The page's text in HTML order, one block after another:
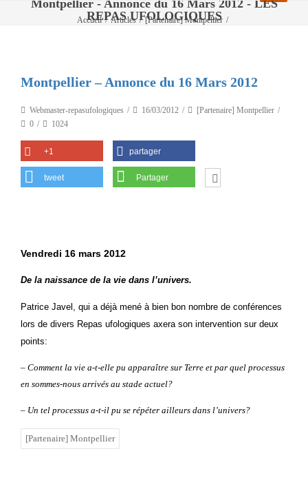
Montpellier - Annonce du 16 Mars 2012 - LES
REPAS UFOLOGIQUES
Accueil / Articles / [Partenaire] Montpellier /
Montpellier – Annonce du 16 Mars 2012
Webmaster-repasufologiques 16/03/2012
[Partenaire] Montpellier
0
1024
+1 partager
tweet Partager
Vendredi 16 mars 2012
De la naissance de la vie dans l’univers.
Patrice Javel , qui a déjà mené à bien bon nombre de conférences
lors de divers Repas ufologiques axera son intervention sur deux
points:
– Comment la vie a-t-elle pu apparaître sur Terre et par quel processus
en sommes-nous arrivés au stade actuel?
– Un tel processus a-t-il pu se répéter ailleurs dans l’univers?
[Partenaire] Montpellier